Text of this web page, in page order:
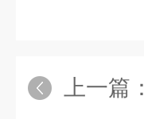
上一篇：